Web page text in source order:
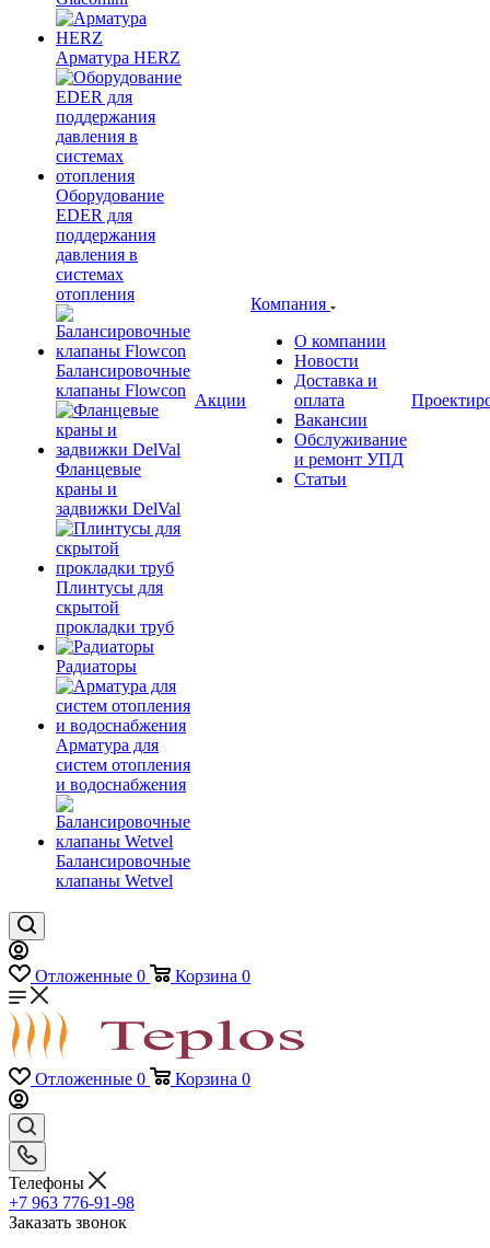
Арматура HERZ
Оборудование
EDER для
поддержания
давления в
системах
отопления
Балансировочные
клапаны Flowcon
Фланцевые
краны и
задвижки DelVal
Плинтусы для
скрытой
прокладки труб
Радиаторы
Арматура для
систем отопления
и водоснабжения
Балансировочные
клапаны Wetvel
Акции
Компания
О компании
Новости
Доставка и
оплата
Вакансии
Обслуживание
и ремонт УПД
Статьи
Отложенные 0 Корзина 0
Отложенные 0 Корзина 0
Телефоны
+7 963 776-91-98
Заказать звонок